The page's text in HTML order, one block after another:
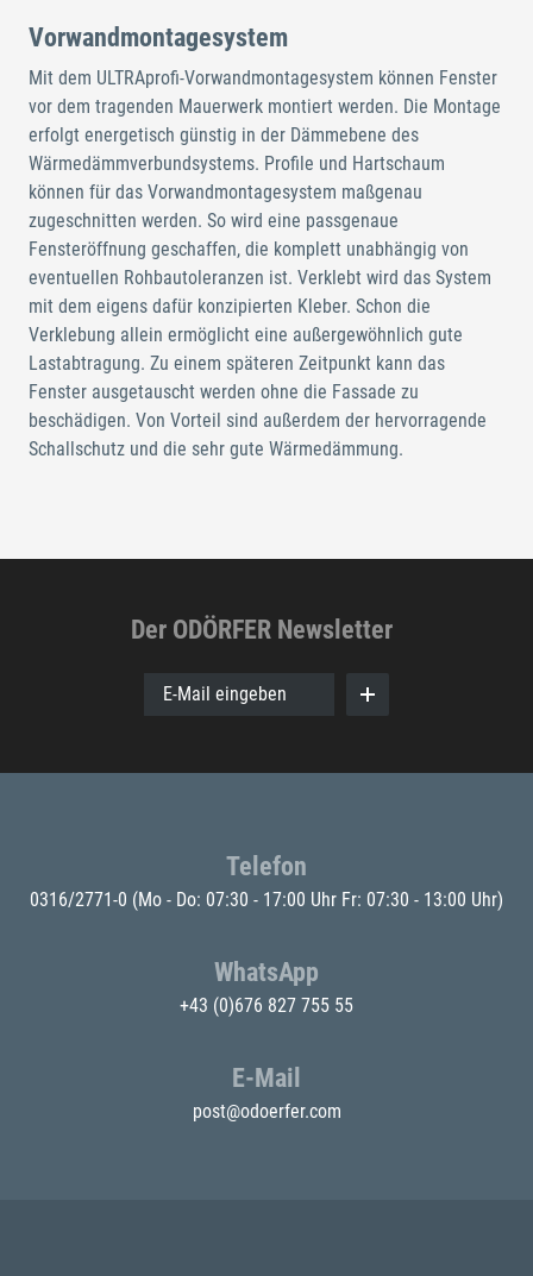
Vorwandmontagesystem
Mit dem ULTRAprofi-Vorwandmontagesystem können Fenster
vor dem tragenden Mauerwerk montiert werden. Die Montage
erfolgt energetisch günstig in der Dämmebene des
Wärmedämmverbundsystems. Profile und Hartschaum
können für das Vorwandmontagesystem maßgenau
zugeschnitten werden. So wird eine passgenaue
Fensteröffnung geschaffen, die komplett unabhängig von
eventuellen Rohbautoleranzen ist. Verklebt wird das System
mit dem eigens dafür konzipierten Kleber. Schon die
Verklebung allein ermöglicht eine außergewöhnlich gute
Lastabtragung. Zu einem späteren Zeitpunkt kann das
Fenster ausgetauscht werden ohne die Fassade zu
beschädigen. Von Vorteil sind außerdem der hervorragende
Schallschutz und die sehr gute Wärmedämmung.
Der ODÖRFER Newsletter
E-Mail eingeben
Telefon
0316/2771-0 (Mo - Do: 07:30 - 17:00 Uhr Fr: 07:30 - 13:00 Uhr)
WhatsApp
+43 (0)676 827 755 55
E-Mail
post@odoerfer.com